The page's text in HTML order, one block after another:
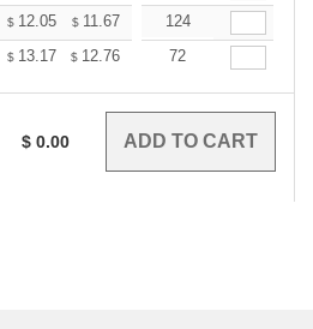
$ 12.05 $ 11.67 11.29
124
$ 13.17 $ 12.76 12.34
72
$ 0.00